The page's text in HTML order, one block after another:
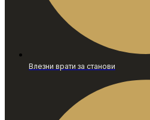
Влезни врати за станови